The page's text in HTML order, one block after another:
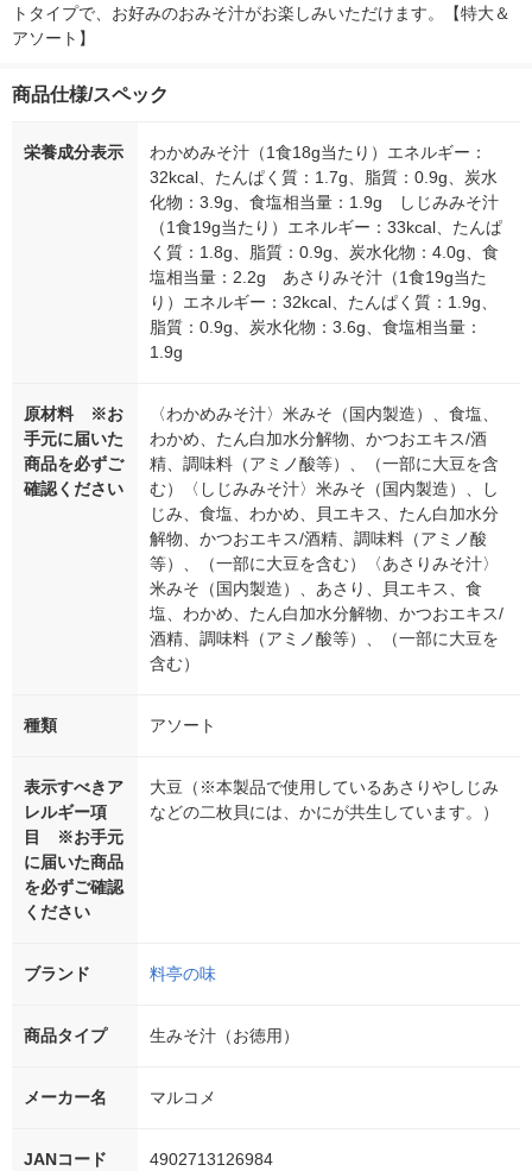
トタイプで、お好みのおみそ汁がお楽しみいただけます。【特大＆
アソート】
商品仕様/スペック
栄養成分表示
わかめみそ汁（1食18g当たり）エネルギー：
32kcal、たんぱく質：1.7g、脂質：0.9g、炭水
化物：3.9g、食塩相当量：1.9g しじみみそ汁
（1食19g当たり）エネルギー：33kcal、たんぱ
く質：1.8g、脂質：0.9g、炭水化物：4.0g、食
塩相当量：2.2g あさりみそ汁（1食19g当た
り）エネルギー：32kcal、たんぱく質：1.9g、
脂質：0.9g、炭水化物：3.6g、食塩相当量：
1.9g
原材料 ※お
手元に届いた
商品を必ずご
確認ください
〈わかめみそ汁〉米みそ（国内製造）、食塩、
わかめ、たん白加水分解物、かつおエキス/酒
精、調味料（アミノ酸等）、（一部に大豆を含
む）〈しじみみそ汁〉米みそ（国内製造）、し
じみ、食塩、わかめ、貝エキス、たん白加水分
解物、かつおエキス/酒精、調味料（アミノ酸
等）、（一部に大豆を含む）〈あさりみそ汁〉
米みそ（国内製造）、あさり、貝エキス、食
塩、わかめ、たん白加水分解物、かつおエキス/
酒精、調味料（アミノ酸等）、（一部に大豆を
含む）
種類 アソート
表示すべきア
レルギー項
目 ※お手元
に届いた商品
を必ずご確認
ください
大豆（※本製品で使用しているあさりやしじみ
などの二枚貝には、かにが共生しています。）
ブランド 料亭の味
商品タイプ 生みそ汁（お徳用）
メーカー名 マルコメ
JANコード 4902713126984